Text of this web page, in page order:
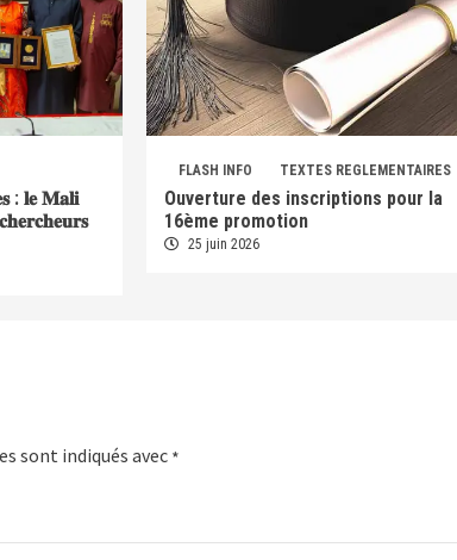
: 𝐥𝐞 𝐌𝐚𝐥𝐢
𝐜𝐡𝐞𝐫𝐜𝐡𝐞𝐮𝐫𝐬
FLASH INFO TEXTES REGLEMENTAIRES
Ouverture des inscriptions pour la
16ème promotion
25 juin 2026
sont indiqués avec *